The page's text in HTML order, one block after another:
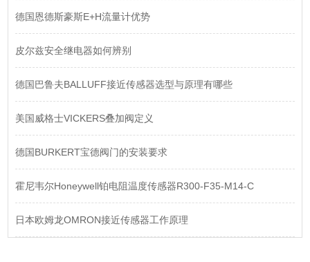
德国恩德斯豪斯E+H流量计优势
皮尔兹安全继电器如何辨别
德国巴鲁夫BALLUFF接近传感器选型与原理有哪些
美国威格士VICKERS叠加阀定义
德国BURKERT宝德阀门的安装要求
霍尼韦尔Honeywell铂电阻温度传感器R300-F35-M14-C
日本欧姆龙OMRON接近传感器工作原理